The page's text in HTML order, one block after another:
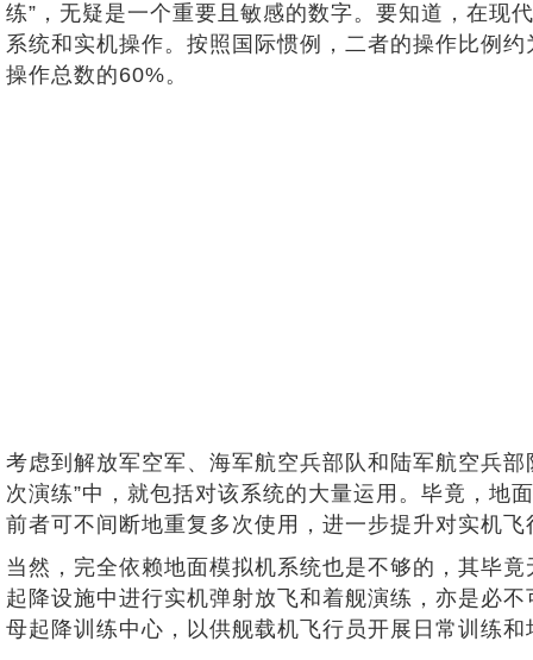
练”，无疑是一个重要且敏感的数字。要知道，在现
系统和实机操作。按照国际惯例，二者的操作比例
操作总数的60%。
考虑到解放军空军、海军航空兵部队和陆军航空兵
次演练”中，就包括对该系统的大量运用。毕竟，地
前者可不间断地重复多次使用，进一步提升对实机
当然，完全依赖地面模拟机系统也是不够的，其毕
起降设施中进行实机弹射放飞和着舰演练，亦是必
母起降训练中心，以供舰载机飞行员开展日常训练